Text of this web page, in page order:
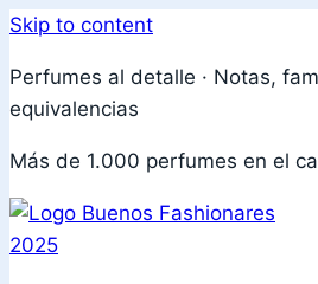
Skip to content
Perfumes al detalle · Notas,
equivalencias
Más de 1.000 perfumes en el